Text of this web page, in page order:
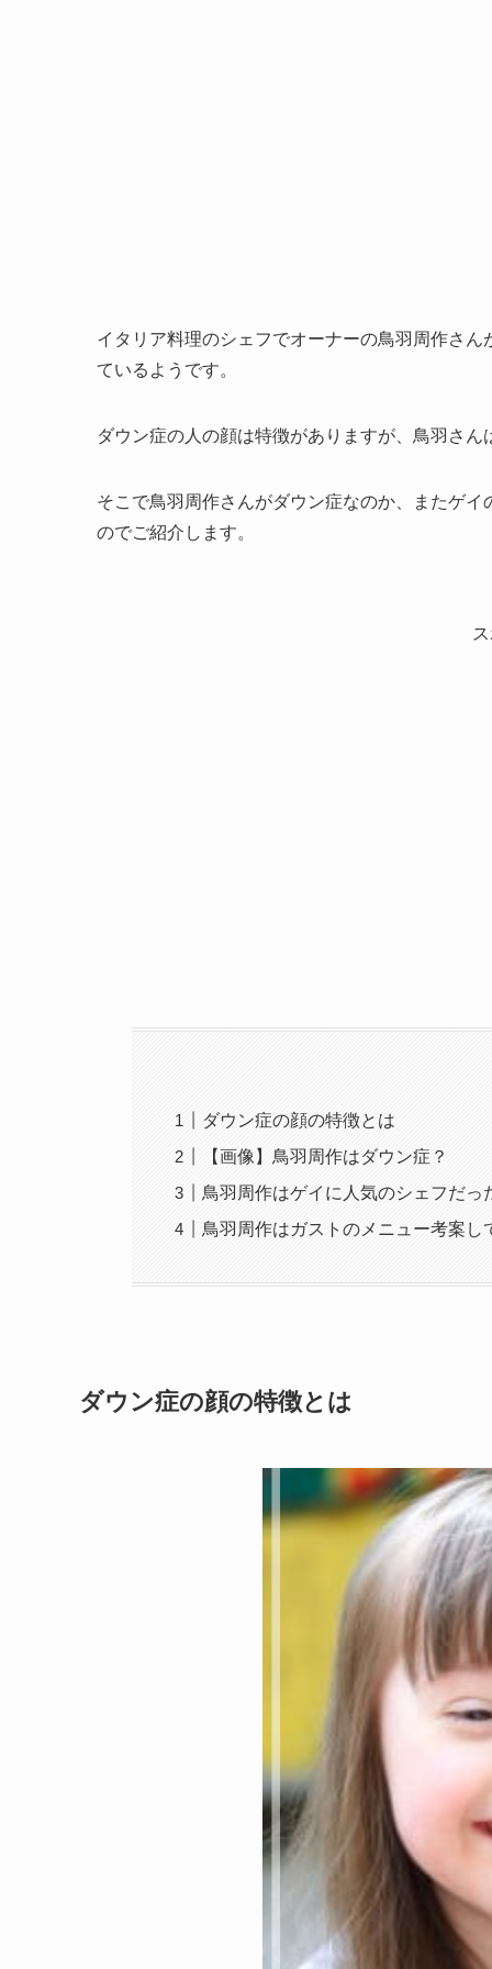
イタリア料理のシェフでオーナーの鳥羽周作さ
ているようです。
ダウン症の人の顔は特徴がありますが、鳥羽さ
そこで鳥羽周作さんがダウン症なのか、またゲ
のでご紹介します。
ダウン症の顔の特徴とは
【画像】鳥羽周作はダウン症？
鳥羽周作はゲイに人気のシェフだっ
鳥羽周作はガストのメニュー考案し
ダウン症の顔の特徴とは